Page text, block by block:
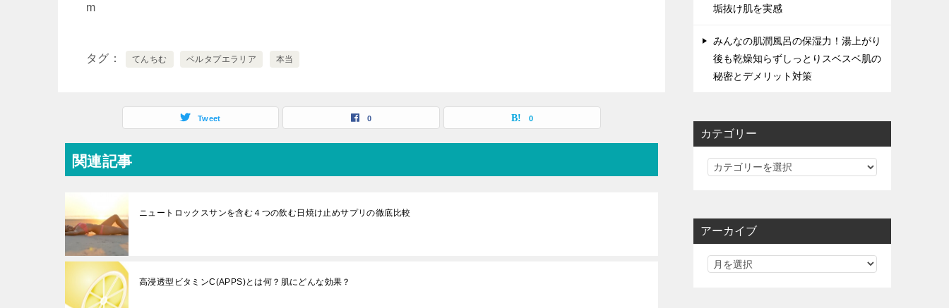
m
タグ てんちむ ベルタプエラリア 本当
Tweet 0 0
関連記事
ニュートロックスサンを含む４つの飲む日焼け止めサプリの徹底比較
高浸透型ビタミンC(APPS)とは何？肌にどんな効果？
垢抜け肌を実感
みんなの肌潤風呂の保湿力！湯上がり
後も乾燥知らずしっとりスベスベ肌の
秘密とデメリット対策
カテゴリー
カ
リ
アーカイブ